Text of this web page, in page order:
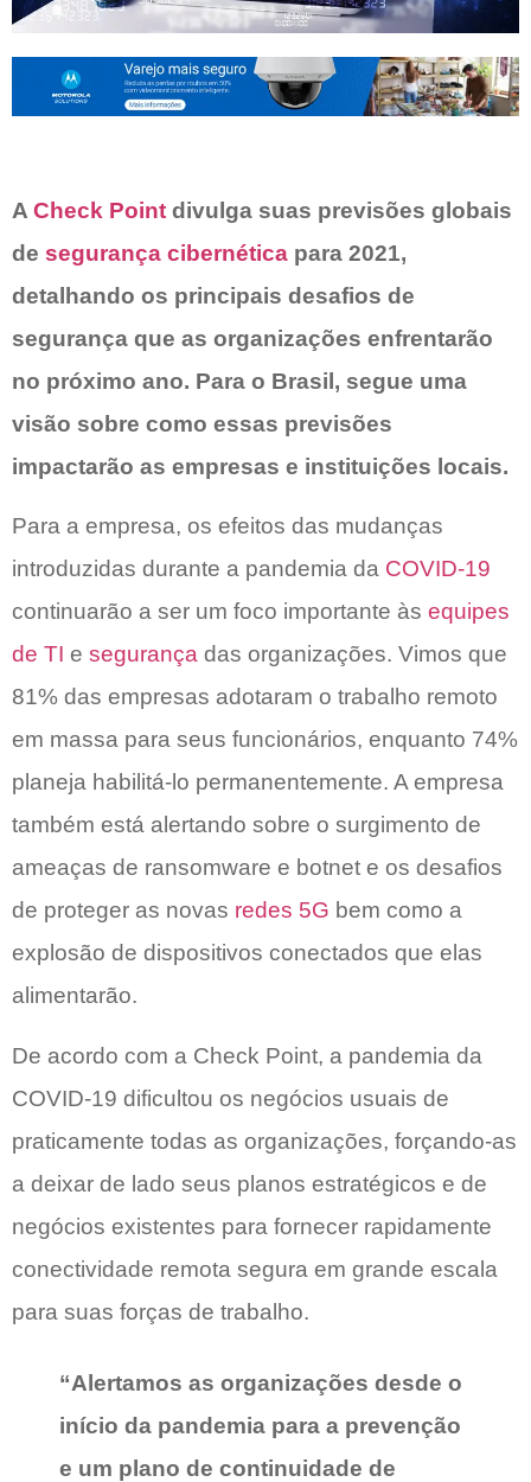
A Check Point divulga suas previsões globais
de segurança cibernética para 2021,
detalhando os principais desafios de
segurança que as organizações enfrentarão
no próximo ano. Para o Brasil, segue uma
visão sobre como essas previsões
impactarão as empresas e instituições locais.
Para a empresa, os efeitos das mudanças
introduzidas durante a pandemia da COVID-19
continuarão a ser um foco importante às equipes
de TI e segurança das organizações. Vimos que
81% das empresas adotaram o trabalho remoto
em massa para seus funcionários, enquanto 74%
planeja habilitá-lo permanentemente. A empresa
também está alertando sobre o surgimento de
ameaças de ransomware e botnet e os desafios
de proteger as novas redes 5G bem como a
explosão de dispositivos conectados que elas
alimentarão.
De acordo com a Check Point, a pandemia da
COVID-19 dificultou os negócios usuais de
praticamente todas as organizações, forçando-as
a deixar de lado seus planos estratégicos e de
negócios existentes para fornecer rapidamente
conectividade remota segura em grande escala
para suas forças de trabalho.
“Alertamos as organizações desde o
início da pandemia para a prevenção
e um plano de continuidade de